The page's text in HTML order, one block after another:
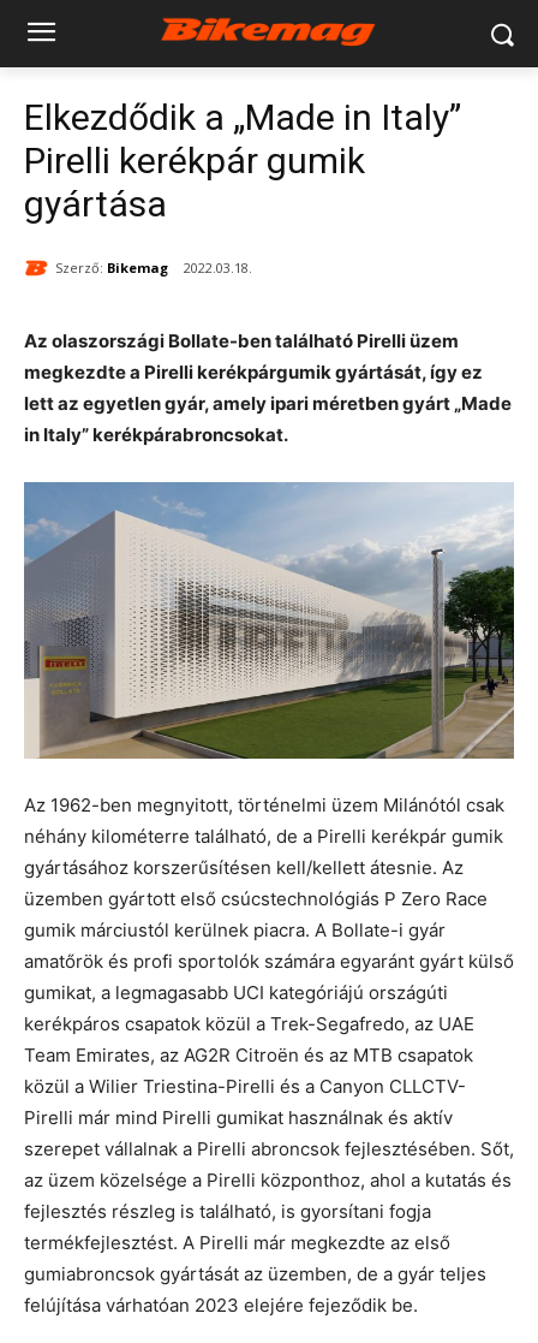
Elkezdődik a „Made in Italy”
Pirelli kerékpár gumik
gyártása
Szerző: Bikemag 2022.03.18.
Az olaszországi Bollate-ben található Pirelli üzem
megkezdte a Pirelli kerékpárgumik gyártását, így ez
lett az egyetlen gyár, amely ipari méretben gyárt „Made
in Italy” kerékpárabroncsokat.
Az 1962-ben megnyitott, történelmi üzem Milánótól csak
néhány kilométerre található, de a Pirelli kerékpár gumik
gyártásához korszerűsítésen kell/kellett átesnie. Az
üzemben gyártott első csúcstechnológiás P Zero Race
gumik márciustól kerülnek piacra. A Bollate-i gyár
amatőrök és profi sportolók számára egyaránt gyárt külső
gumikat, a legmagasabb UCI kategóriájú országúti
kerékpáros csapatok közül a Trek-Segafredo, az UAE
Team Emirates, az AG2R Citroën és az MTB csapatok
közül a Wilier Triestina-Pirelli és a Canyon CLLCTV-
Pirelli már mind Pirelli gumikat használnak és aktív
szerepet vállalnak a Pirelli abroncsok fejlesztésében. Sőt,
az üzem közelsége a Pirelli központhoz, ahol a kutatás és
fejlesztés részleg is található, is gyorsítani fogja
termékfejlesztést. A Pirelli már megkezdte az első
gumiabroncsok gyártását az üzemben, de a gyár teljes
felújítása várhatóan 2023 elejére fejeződik be.